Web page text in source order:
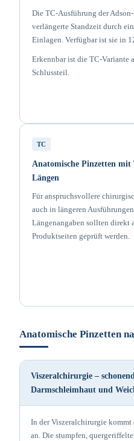
Die TC-Ausführung der
verlängerte Standzeit durch
Einlagen. Verfügbar ist sie in
Erkennbar ist die TC-Variante
Schlussteil.
TC
Anatomische Pinzetten
Längen
Für anspruchsvollere
auch in längeren
Längenangaben sollten direkt
Produktseiten geprüft werden.
Anatomische Pinzetten
Viszeralchirurgie –
Darmschleimhaut und
In der Viszeralchirurgie kommt
an. Die stumpfen,